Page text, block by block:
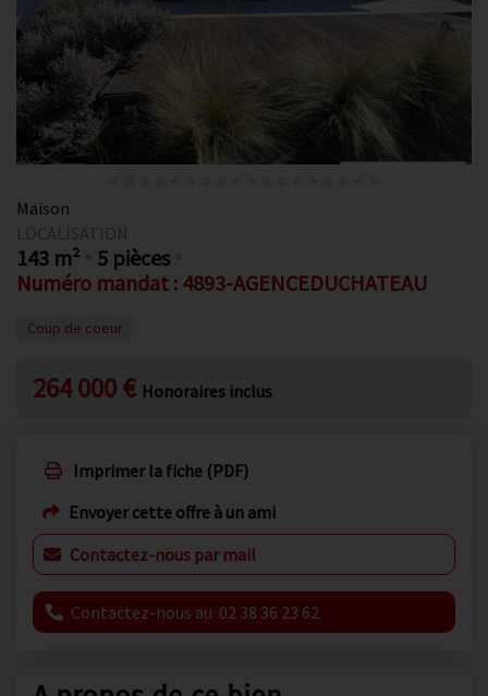
Maison
LOCALISATION
143 m²
5 pièces
Numéro mandat : 4893-AGENCEDUCHATEAU
Coup de coeur
264 000 € Honoraires inclus
Imprimer la fiche (PDF)
Envoyer cette offre à un ami
Contactez-nous par mail
Contactez-nous au 02 38 36 23 62